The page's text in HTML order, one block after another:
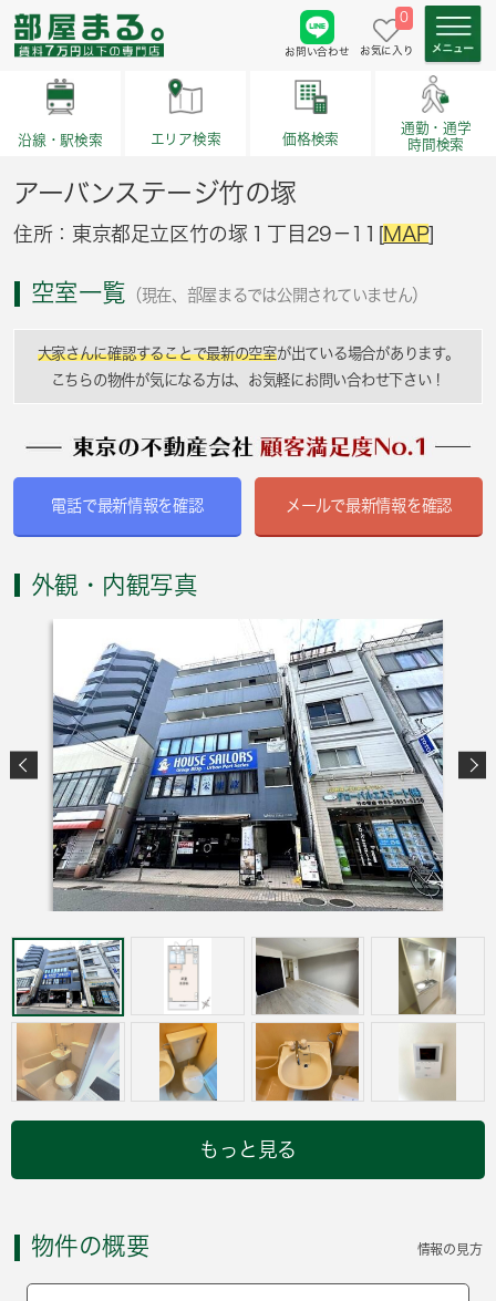
お問い合わせ
0
お気に入り
沿線・駅検索 エリア検索 価格検索
通勤・通学
時間検索
アーバンステージ竹の塚
住所：東京都足立区竹の塚１丁目29－11[MAP]
空室一覧 （現在、部屋まるでは公開されていません）
大家さんに確認することで最新の空室が出ている場合があります。
こちらの物件が気になる方は、お気軽にお問い合わせ下さい！
電話で最新情報を確認 メールで最新情報を確認
外観・内観写真
もっと見る
物件の概要 情報の見方